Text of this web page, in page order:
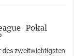
Pokal
des zweitwichtigsten